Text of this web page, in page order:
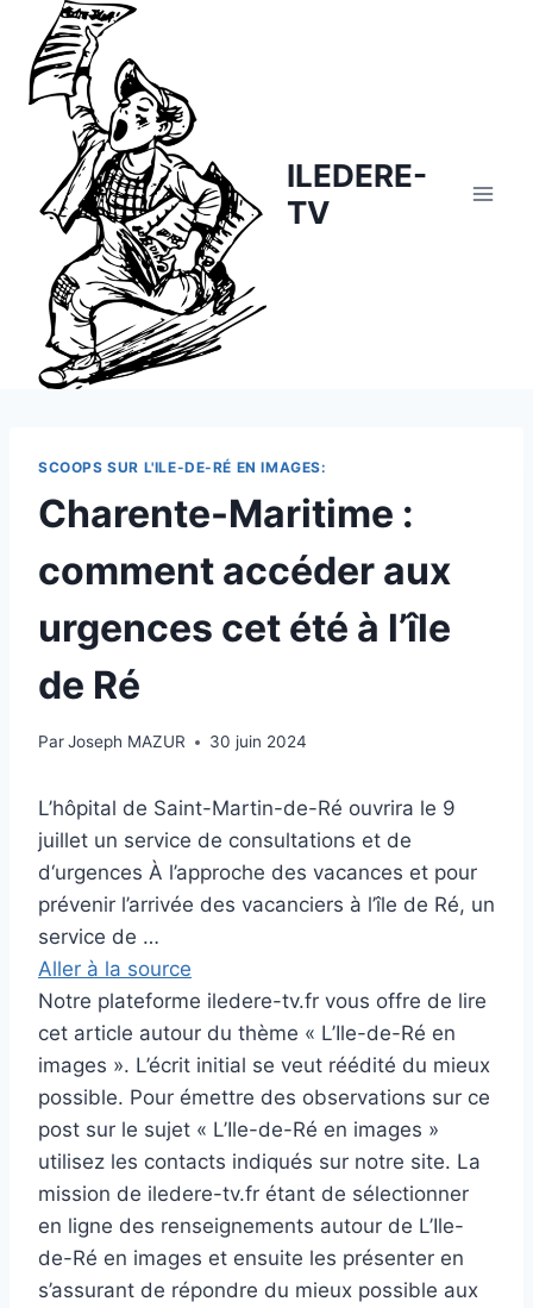
content
ILEDERE-
TV
SCOOPS SUR L'ILE-DE-RÉ EN IMAGES:
Charente-Maritime :
comment accéder aux
urgences cet été à l’île
de Ré
ParJoseph MAZUR 30 juin 2024
L’hôpital de Saint-Martin-de-Ré ouvrira le 9
juillet un service de consultations et de
d‘urgences À l’approche des vacances et pour
prévenir l’arrivée des vacanciers à l’île de Ré, un
service de …
Aller à la source
Notre plateforme iledere-tv.fr vous offre de lire
cet article autour du thème « L’Ile-de-Ré en
images ». L’écrit initial se veut réédité du mieux
possible. Pour émettre des observations sur ce
post sur le sujet « L’Ile-de-Ré en images »
utilisez les contacts indiqués sur notre site. La
mission de iledere-tv.fr étant de sélectionner
en ligne des renseignements autour de L’Ile-
de-Ré en images et ensuite les présenter en
s’assurant de répondre du mieux possible aux